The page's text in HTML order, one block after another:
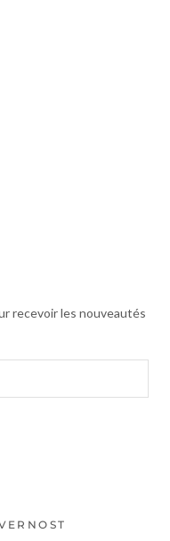
recevoir les nouveautés